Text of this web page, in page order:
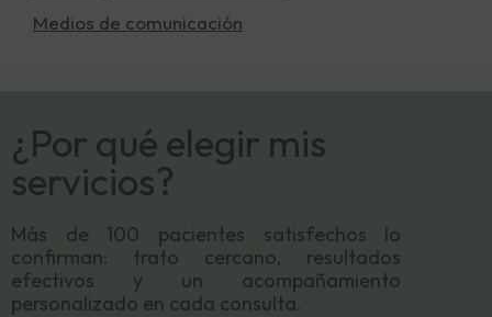
Medios de comunicación
¿Por qué elegir mis
servicios?
Más de 100 pacientes satisfechos lo
confirman: trato cercano, resultados
efectivos y un acompañamiento
personalizado en cada consulta.